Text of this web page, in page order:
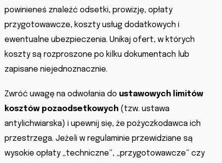
powinieneś znaleźć odsetki, prowizję, opłaty
przygotowawcze, koszty usług dodatkowych i
ewentualne ubezpieczenia. Unikaj ofert, w których
koszty są rozproszone po kilku dokumentach lub
zapisane niejednoznacznie.
Zwróć uwagę na odwołania do ustawowych limitów
kosztów pozaodsetkowych(tzw. ustawa
antylichwiarska) i upewnij się, że pożyczkodawca ich
przestrzega. Jeżeli w regulaminie przewidziane są
wysokie opłaty „techniczne”, „przygotowawcze” czy